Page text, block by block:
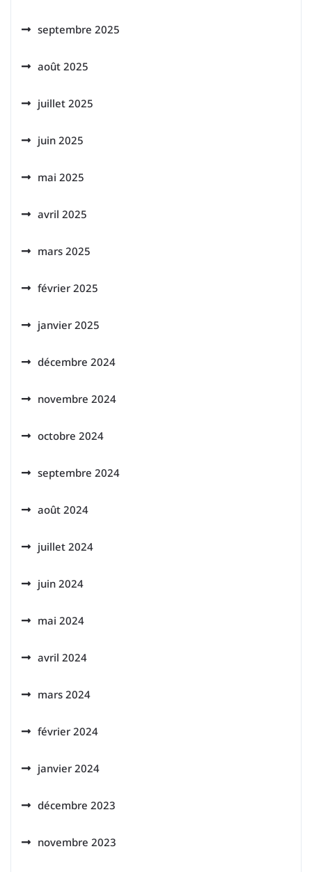
septembre 2025
août 2025
juillet 2025
juin 2025
mai 2025
avril 2025
mars 2025
février 2025
janvier 2025
décembre 2024
novembre 2024
octobre 2024
septembre 2024
août 2024
juillet 2024
juin 2024
mai 2024
avril 2024
mars 2024
février 2024
janvier 2024
décembre 2023
novembre 2023